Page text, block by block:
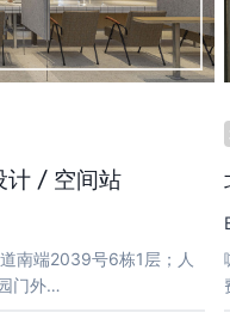
计 / 空间站
南端2039号6栋1层；人
门外…